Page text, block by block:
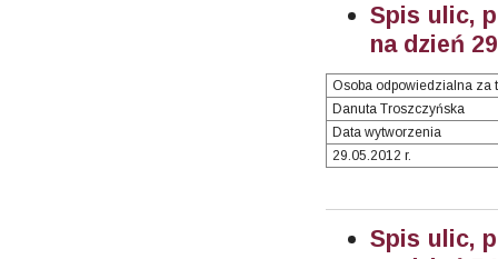
Spis ulic,
na dzień
Osoba odpowiedzialna za
Danuta Troszczyńska
Data wytworzenia
29.05.2012 r.
Spis ulic,